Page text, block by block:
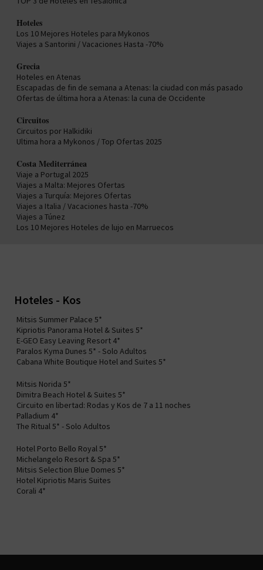
Hoteles
Los 10 Mejores Hoteles para Mykonos
Viajes a Santorini / Vacaciones Hasta -70%
Grecia
Hoteles en Atenas
Escapadas de fin de semana a Atenas: la ciudad con más pasado
Ofertas de última hora a Atenas: la cuna de Occidente
Circuitos
Circuitos por Halkidiki
Ultima hora a Mykonos / Top Ofertas 2025
Costa Mediterránea
Viaje a Portugal 2025
Viajes a Malta: Mejores Ofertas
Viajes a Turquía: Mejores Ofertas
Viajes a Italia / Vacaciones hasta -70%
Viajes a Túnez
Los 10 Mejores Hoteles de lujo en Marruecos
Hoteles - Kos
Mitsis Summer Palace 5*
Kipriotis Panorama Hotel & Suites 5*
E-GEO Easy Leaving Resort 4*
Paralos Kyma Dunes 5* - Solo Adultos
Cabana White Boutique Hotel and Suites 5*
Mitsis Norida 5*
Dimitra Beach Hotel & Suites 5*
Circuito en libertad: Rodas y Kos de 7 a 11 noches
Palladium 4*
The Ritual 5* - Solo Adultos
Hotel Porto Bello Royal 5*
Michelangelo Resort & Spa 5*
Mitsis Selection Blue Domes 5*
Hotel Kipriotis Maris Suites
Corali 4*